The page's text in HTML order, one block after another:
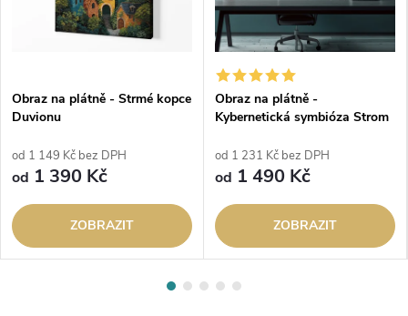
Obraz na plátně - Strmé kopce
Duvionu
od 1 149 Kč bez DPH
od 1 390 Kč
ZOBRAZIT
Obraz na plátně -
Kybernetická symbióza Strom
od 1 231 Kč bez DPH
od 1 490 Kč
ZOBRAZIT